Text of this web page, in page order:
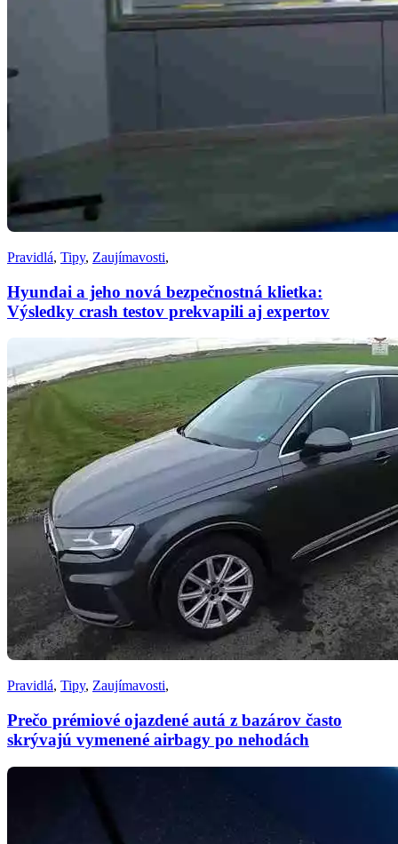
Pravidlá, Tipy, Zaujímavosti,
Hyundai a jeho nová bezpečnostná klietka:
Výsledky crash testov prekvapili aj expertov
Pravidlá, Tipy, Zaujímavosti,
Prečo prémiové ojazdené autá z bazárov často
skrývajú vymenené airbagy po nehodách